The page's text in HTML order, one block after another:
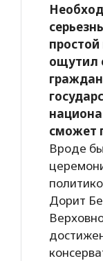
ощутил
сможет
Вроде
Дорит